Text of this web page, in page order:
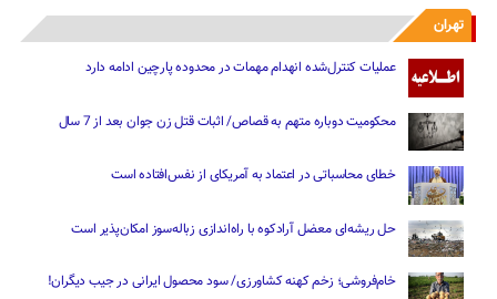
تهران
عملیات کنترل‌شده انهدام مهمات در محدوده پارچین ادامه دارد
محکومیت دوباره متهم به قصاص/ اثبات قتل زن جوان بعد از 7 سال
خطای محاسباتی در اعتماد به آمریکای از نفس‌افتاده است
حل ریشه‌ای معضل آرادکوه با راه‌اندازی زباله‌سوز امکان‌پذیر است
خام‌فروشی؛ زخم کهنه کشاورزی/ سود محصول ایرانی در جیب دیگران!